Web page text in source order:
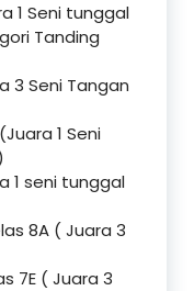
1 Seni tunggal
Tanding
3 Seni Tangan
1 Seni
1 seni tunggal
8A ( Juara 3
7E ( Juara 3